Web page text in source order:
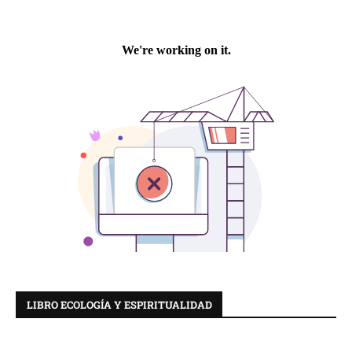
LIBRO ECOLOGÍA Y ESPIRITUALIDAD